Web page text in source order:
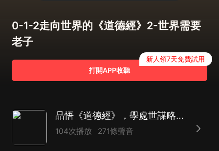
0-1-2走向世界的《道德經》2-世界需要
老子
打開APP收聽
新人領7天免費試用
品悟《道德經》，學處世謀略：突破人生困局的高級智慧 | 為人處世 提升自我 養生
104次播放 271條聲音